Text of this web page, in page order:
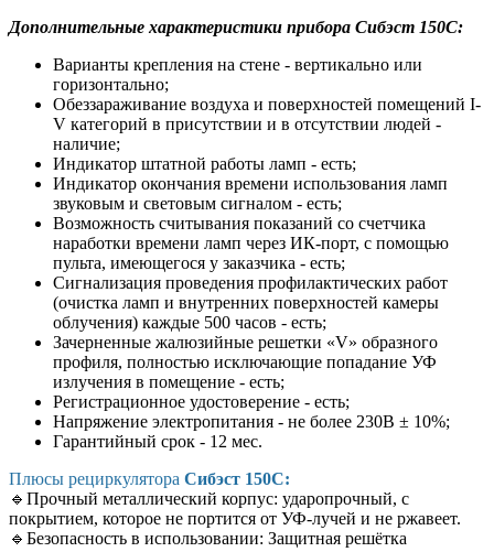
Дополнительные характеристики прибора Сибэст 150С:
Варианты крепления на стене - вертикально или
горизонтально;
Обеззараживание воздуха и поверхностей помещений I-
V категорий в присутствии и в отсутствии людей -
наличие;
Индикатор штатной работы ламп - есть;
Индикатор окончания времени использования ламп
звуковым и световым сигналом - есть;
Возможность считывания показаний со счетчика
наработки времени ламп через ИК-порт, с помощью
пульта, имеющегося у заказчика - есть;
Сигнализация проведения профилактических работ
(очистка ламп и внутренних поверхностей камеры
облучения) каждые 500 часов - есть;
Зачерненные жалюзийные решетки «V» образного
профиля, полностью исключающие попадание УФ
излучения в помещение - есть;
Регистрационное удостоверение - есть;
Напряжение электропитания - не более 230В ± 10%;
Гарантийный срок - 12 мес.
Плюсы рециркулятора Сибэст 150С:
🔹 Прочный металлический корпус: ударопрочный, с
покрытием, которое не портится от УФ-лучей и не ржавеет.
🔹 Безопасность в использовании: Защитная решётка